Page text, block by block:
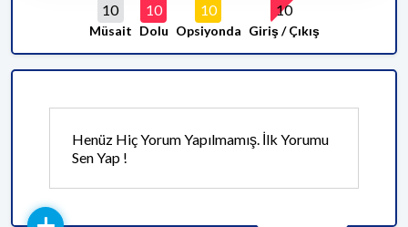
10
Müsait
10
Dolu
10
Opsiyonda
10
Giriş / Çıkış
Henüz Hiç Yorum Yapılmamış. İlk Yorumu
Sen Yap !